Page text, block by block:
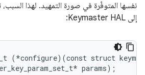
نفسها المتوفّرة في صورة التمهيد. لهذا
إلى Keymaster HAL:
(*configure)(const struct